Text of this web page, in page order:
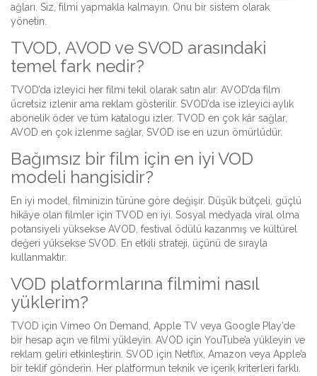
ağları. Siz, filmi yapmakla kalmayın. Onu bir sistem olarak
yönetin.
TVOD, AVOD ve SVOD arasındaki
temel fark nedir?
TVOD’da izleyici her filmi tekil olarak satın alır. AVOD’da film
ücretsiz izlenir ama reklam gösterilir. SVOD’da ise izleyici aylık
abonelik öder ve tüm katalogu izler. TVOD en çok kâr sağlar,
AVOD en çok izlenme sağlar, SVOD ise en uzun ömürlüdür.
Bağımsız bir film için en iyi VOD
modeli hangisidir?
En iyi model, filminizin türüne göre değişir. Düşük bütçeli, güçlü
hikâye olan filmler için TVOD en iyi. Sosyal medyada viral olma
potansiyeli yüksekse AVOD, festival ödülü kazanmış ve kültürel
değeri yüksekse SVOD. En etkili strateji, üçünü de sırayla
kullanmaktır.
VOD platformlarına filmimi nasıl
yüklerim?
TVOD için Vimeo On Demand, Apple TV veya Google Play’de
bir hesap açın ve filmi yükleyin. AVOD için YouTube’a yükleyin ve
reklam geliri etkinleştirin. SVOD için Netflix, Amazon veya Apple’a
bir teklif gönderin. Her platformun teknik ve içerik kriterleri farklı.